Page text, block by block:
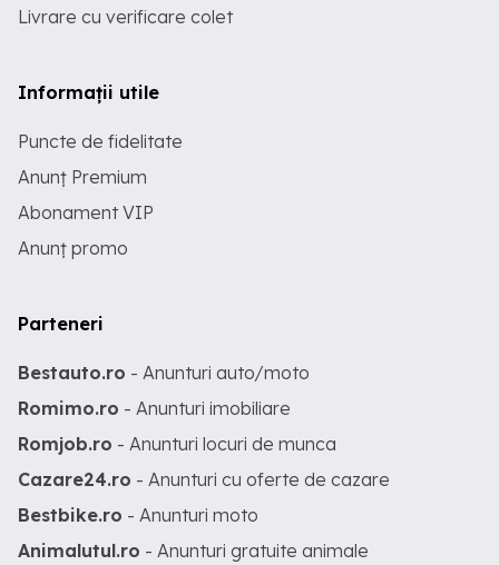
Livrare cu verificare colet
Informații utile
Puncte de fidelitate
Anunț Premium
Abonament VIP
Anunț promo
Parteneri
Bestauto.ro - Anunturi auto/moto
Romimo.ro - Anunturi imobiliare
Romjob.ro - Anunturi locuri de munca
Cazare24.ro - Anunturi cu oferte de cazare
Bestbike.ro - Anunturi moto
Animalutul.ro - Anunturi gratuite animale